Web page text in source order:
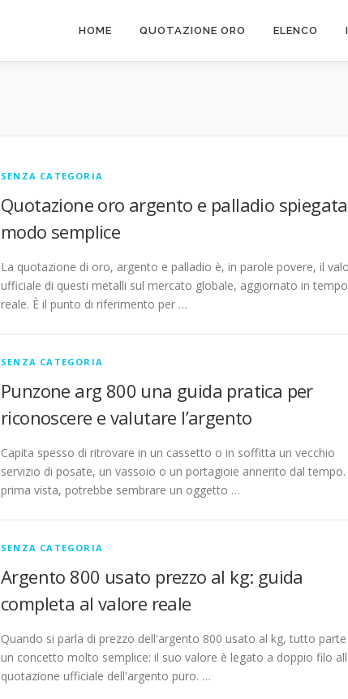
HOME QUOTAZIONE ORO ELENCO
SENZA CATEGORIA
Quotazione oro argento e palladio
modo semplice
La quotazione di oro, argento e palladio è, in parole povere, il
ufficiale di questi metalli sul mercato globale, aggiornato in tempo
reale. È il punto di riferimento per …
SENZA CATEGORIA
Punzone arg 800 una guida pratica per
riconoscere e valutare l’argento
Capita spesso di ritrovare in un cassetto o in soffitta un vecchio
servizio di posate, un vassoio o un portagioie annerito dal tempo.
prima vista, potrebbe sembrare un oggetto …
SENZA CATEGORIA
Argento 800 usato prezzo al kg: guida
completa al valore reale
Quando si parla di prezzo dell'argento 800 usato al kg, tutto parte
un concetto molto semplice: il suo valore è legato a doppio filo
quotazione ufficiale dell'argento puro. …